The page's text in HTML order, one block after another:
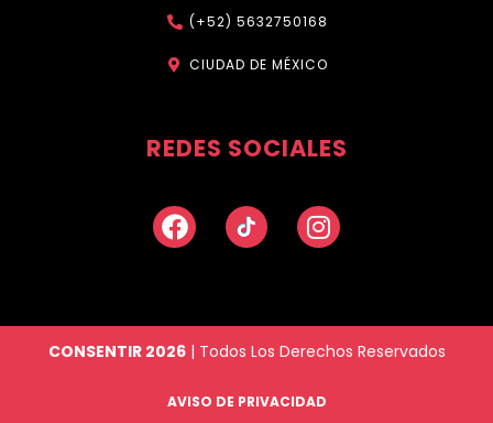
(+52) 5632750168
CIUDAD DE MÉXICO
REDES SOCIALES
Facebook Instagram
CONSENTIR 2026| Todos Los Derechos Reservados
AVISO DE PRIVACIDAD